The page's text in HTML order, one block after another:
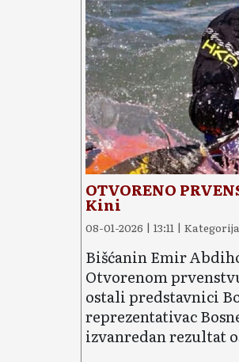
OTVORENO
Kini
08-01-2026 | 13:11 |
Bišćanin Emir
Otvorenom
ostali predstavnici
reprezentativac
izvanredan rezultat